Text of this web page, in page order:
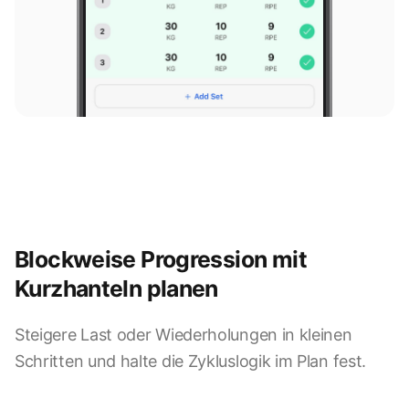
Blockweise Progression mit
Kurzhanteln planen
Steigere Last oder Wiederholungen in kleinen
Schritten und halte die Zykluslogik im Plan fest.